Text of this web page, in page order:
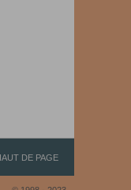
DE PAGE